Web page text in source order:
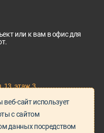
или к вам в офис для
13, этаж 3
сайт использует
с сайтом
данных посредством